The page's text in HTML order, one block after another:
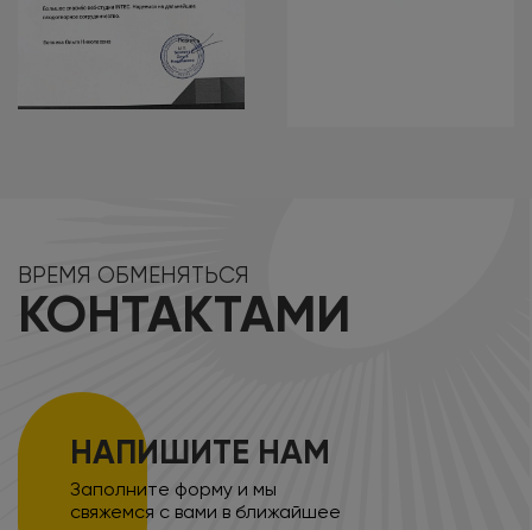
ВРЕМЯ ОБМЕНЯТЬСЯ
КОНТАКТАМИ
НАПИШИТЕ НАМ
Заполните форму и мы
свяжемся с вами в ближайшее